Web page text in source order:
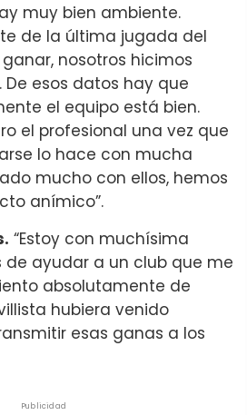
muy bien ambiente.
de la última jugada del
nosotros hicimos
esos datos hay que
el equipo está bien.
el profesional una vez que
lo hace con mucha
mucho con ellos, hemos
anímico”.
“Estoy con muchísima
de ayudar a un club que me
absolutamente de
hubiera venido
esas ganas a los
Publicidad